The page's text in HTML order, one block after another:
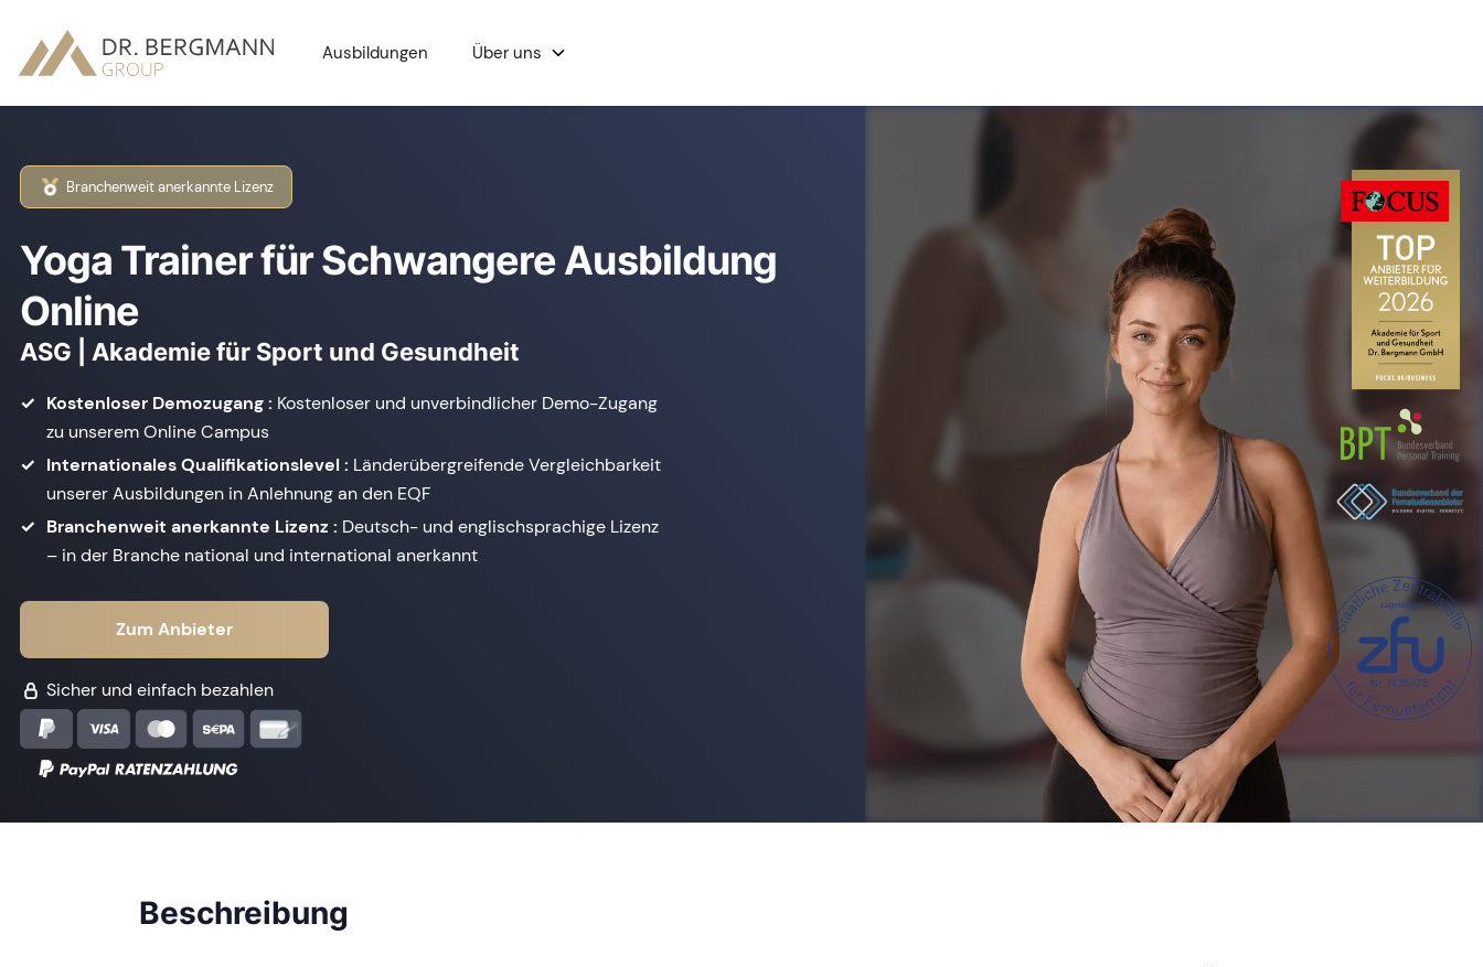
Ausbildungen Über uns
Branchenweit anerkannte Lizenz
Yoga Trainer für Schwangere Ausbildung
Online
ASG | Akademie für Sport und Gesundheit
Kostenloser Demozugang : Kostenloser und unverbindlicher Demo-Zugang
zu unserem Online Campus
Internationales Qualifikationslevel : Länderübergreifende Vergleichbarkeit
unserer Ausbildungen in Anlehnung an den EQF
Branchenweit anerkannte Lizenz : Deutsch- und englischsprachige Lizenz
– in der Branche national und international anerkannt
Zum Anbieter
Sicher und einfach bezahlen 7435623
Beschreibung